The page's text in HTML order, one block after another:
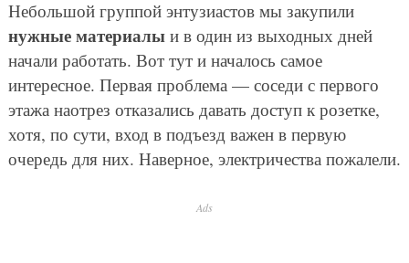
Небольшой группой энтузиастов мы закупили
нужные материалыи в один из выходных дней
начали работать. Вот тут и началось самое
интересное. Первая проблема — соседи с первого
этажа наотрез отказались давать доступ к розетке,
хотя, по сути, вход в подъезд важен в первую
очередь для них. Наверное, электричества пожалели.
Ads